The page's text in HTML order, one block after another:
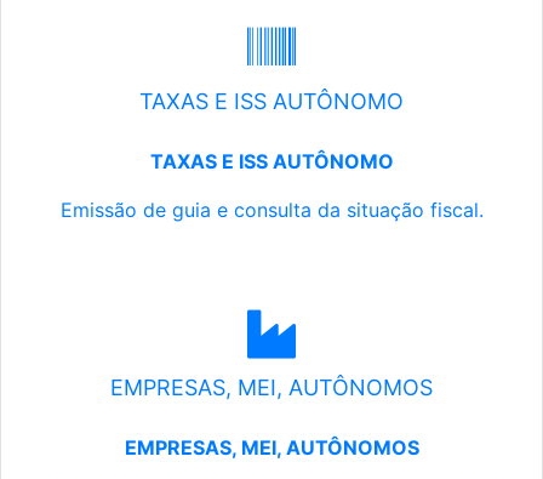
TAXAS E ISS AUTÔNOMO
TAXAS E ISS AUTÔNOMO
Emissão de guia e consulta da situação fiscal.
EMPRESAS, MEI, AUTÔNOMOS
EMPRESAS, MEI, AUTÔNOMOS